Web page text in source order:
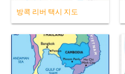
방콕 리버 택시 지도